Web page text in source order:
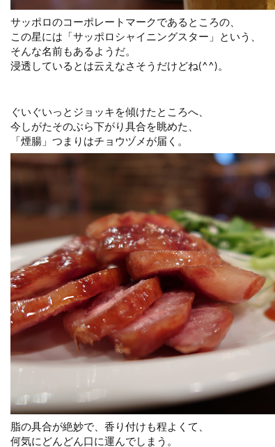
サッポロのコーポレートマークであるところの、
この星には「サッポロシャイニングスター」という、
そんな名前もあるようだ。
浸透しているとは云えなさそうだけどね(^^)。
ぐいぐいっとジョッキを傾けたところへ、
今しがたそのぶら下がり具合を眺めた、
「煙腸」つまりはチョウヅメが届く。
脂の具合が絶妙で、香り付けも程よくて、
何気にどんどん口に運んでしまう。